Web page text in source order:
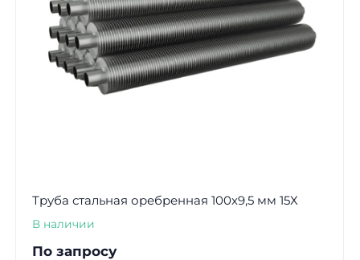
Труба стальная оребренная 100х9,5 мм 15Х
В наличии
По запросу